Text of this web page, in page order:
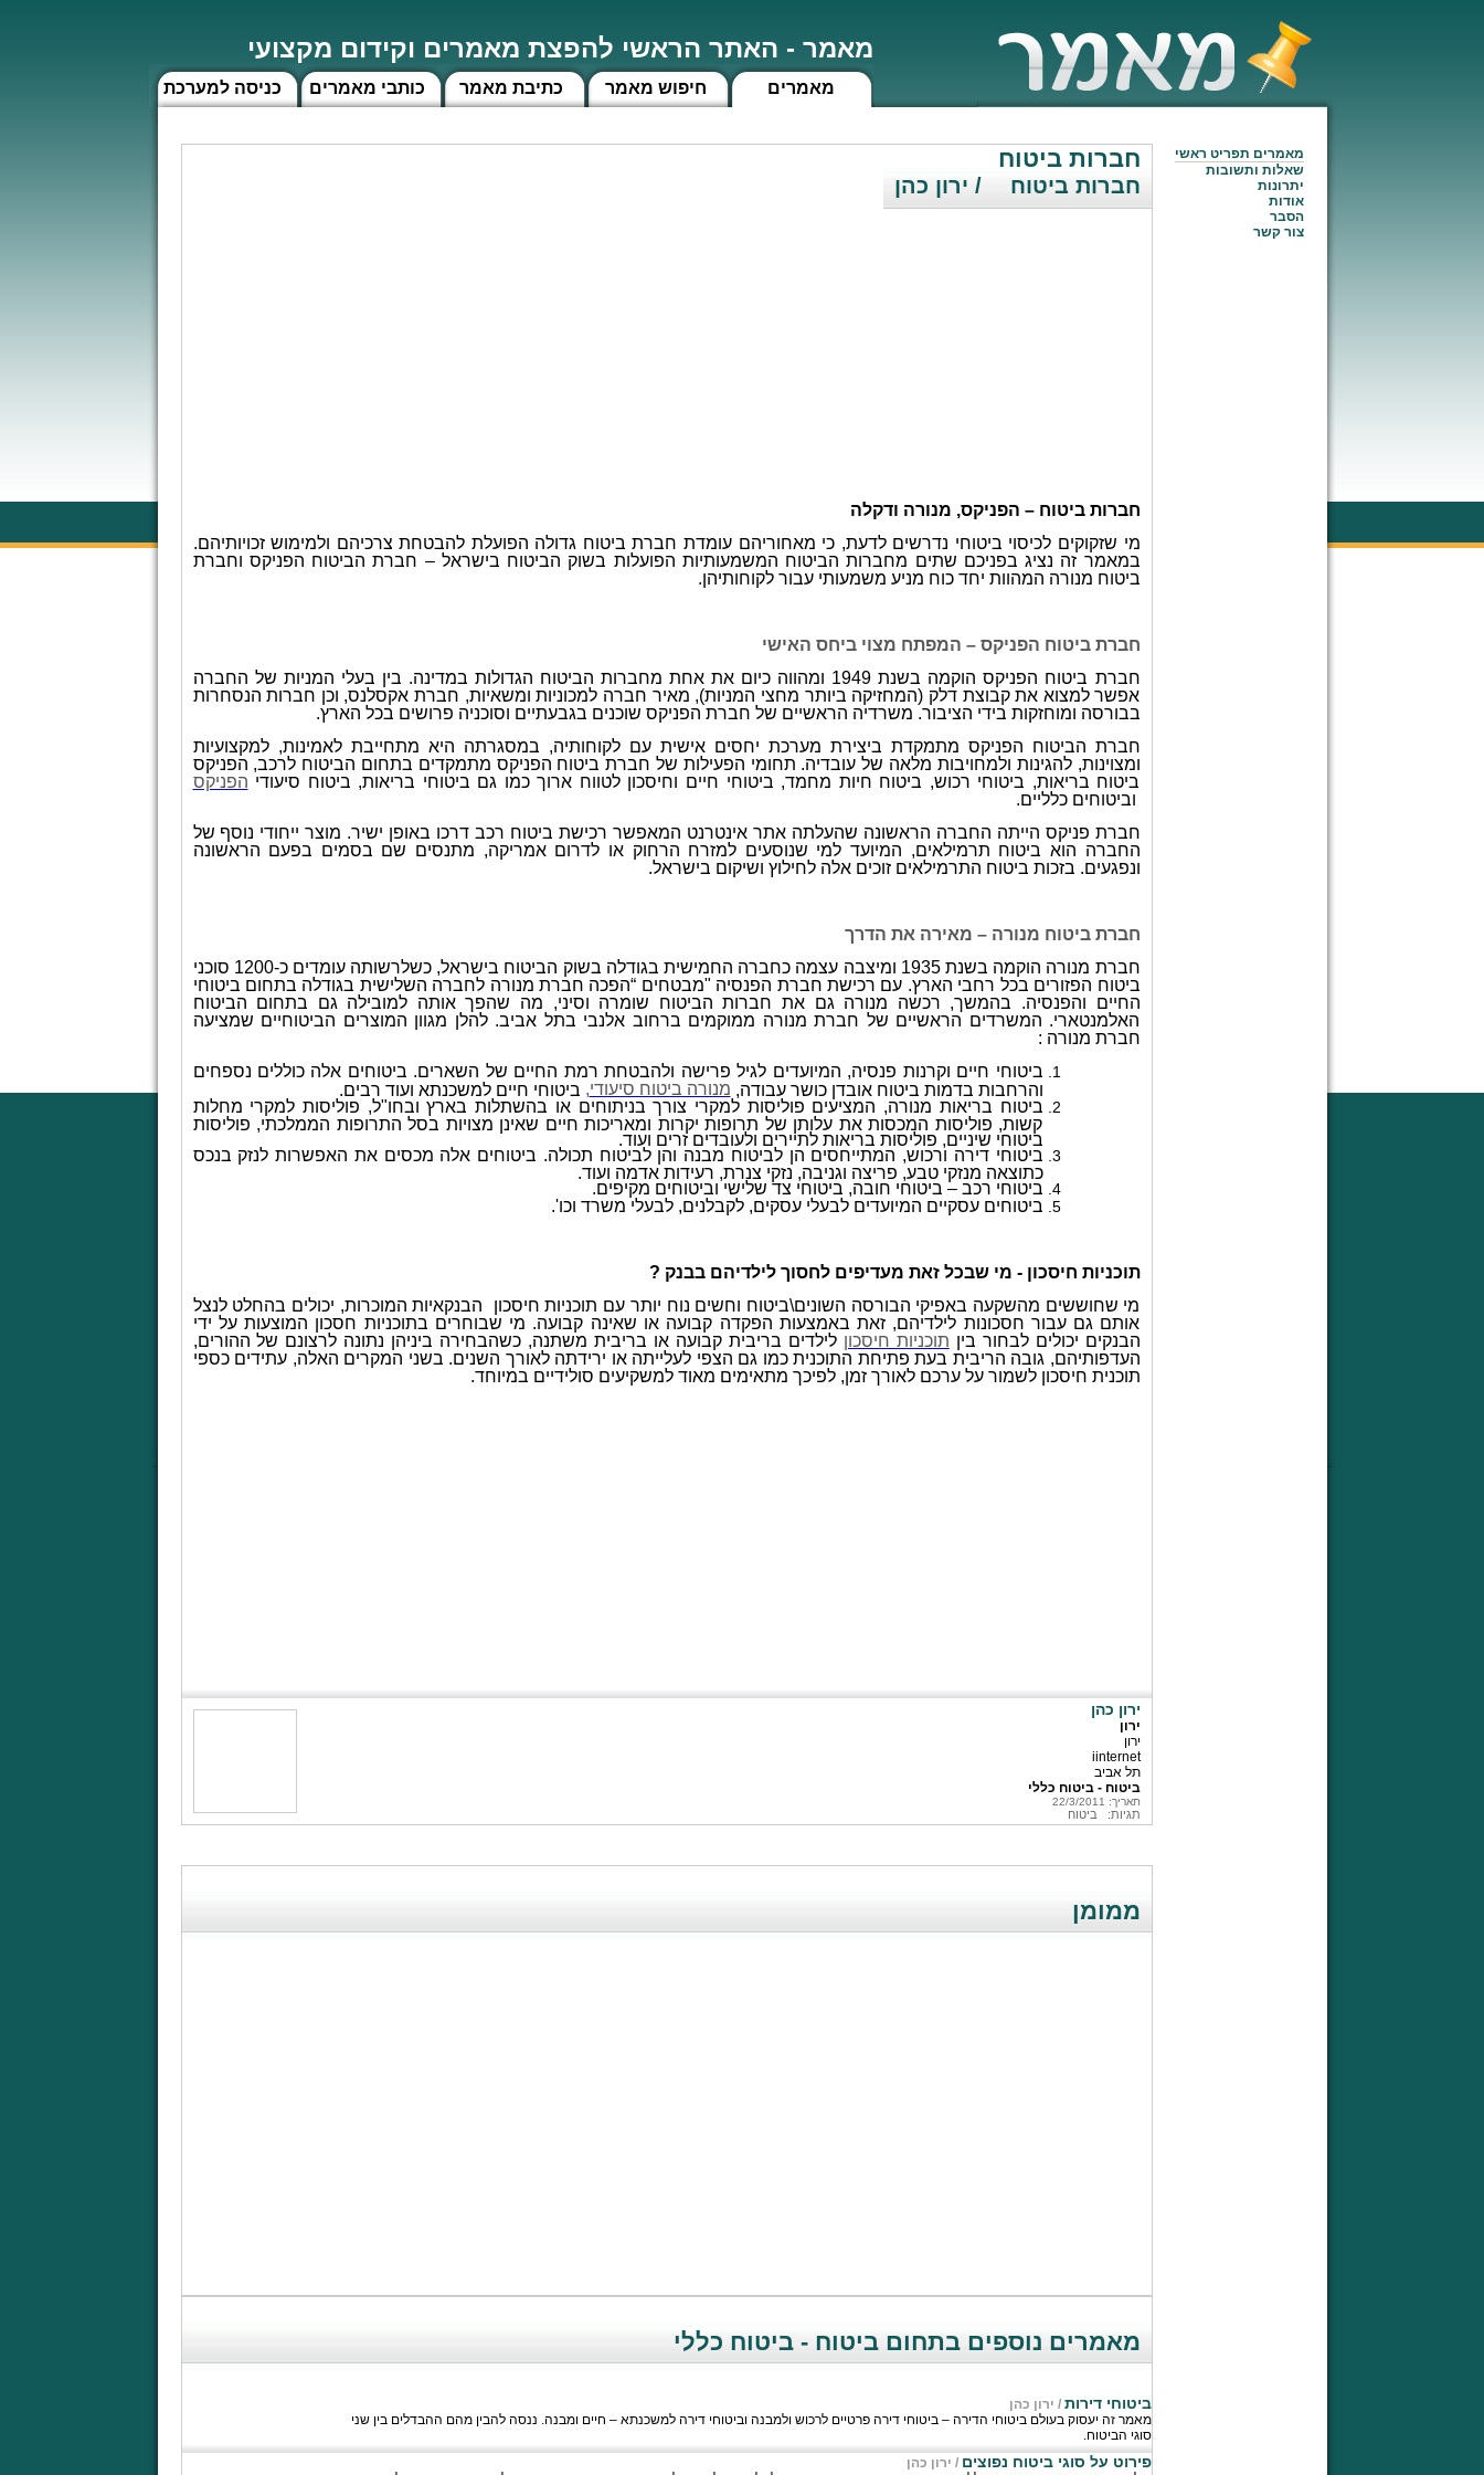
מאמר - האתר הראשי להפצת מאמרים וקידום מקצועי
כניסה למערכת כותבי מאמרים כתיבת מאמר חיפוש מאמר מאמרים
חברות ביטוח
חברות ביטוח / ירון כהן
חברות ביטוח – הפניקס, מנורה ודקלה
מי שזקוקים לכיסוי ביטוחי נדרשים לדעת, כי מאחוריהם עומדת חברת ביטוח גדולה הפועלת להבטחת צרכיהם ולמימוש זכויותיהם.
במאמר זה נציג בפניכם שתים מחברות הביטוח המשמעותיות הפועלות בשוק הביטוח בישראל – חברת הביטוח הפניקס וחברת
ביטוח מנורה המהוות יחד כוח מניע משמעותי עבור לקוחותיהן.
חברת ביטוח הפניקס – המפתח מצוי ביחס האישי
חברת ביטוח הפניקס הוקמה בשנת 1949 ומהווה כיום את אחת מחברות הביטוח הגדולות במדינה. בין בעלי המניות של החברה
אפשר למצוא את קבוצת דלק (המחזיקה ביותר מחצי המניות), מאיר חברה למכוניות ומשאיות, חברת אקסלנס, וכן חברות הנסחרות
בבורסה ומוחזקות בידי הציבור. משרדיה הראשיים של חברת הפניקס שוכנים בגבעתיים וסוכניה פרושים בכל הארץ.
חברת הביטוח הפניקס מתמקדת ביצירת מערכת יחסים אישית עם לקוחותיה, במסגרתה היא מתחייבת לאמינות, למקצועיות
ומצוינות, להגינות ולמחויבות מלאה של עובדיה. תחומי הפעילות של חברת ביטוח הפניקס מתמקדים בתחום הביטוח לרכב, הפניקס
ביטוח בריאות, ביטוחי רכוש, ביטוח חיות מחמד, ביטוחי חיים וחיסכון לטווח ארוך כמו גם ביטוחי בריאות, ביטוח סיעודי הפניקס
וביטוחים כלליים.
חברת פניקס הייתה החברה הראשונה שהעלתה אתר אינטרנט המאפשר רכישת ביטוח רכב דרכו באופן ישיר. מוצר ייחודי נוסף של
החברה הוא ביטוח תרמילאים, המיועד למי שנוסעים למזרח הרחוק או לדרום אמריקה, מתנסים שם בסמים בפעם הראשונה
ונפגעים. בזכות ביטוח התרמילאים זוכים אלה לחילוץ ושיקום בישראל.
חברת ביטוח מנורה – מאירה את הדרך
חברת מנורה הוקמה בשנת 1935 ומיצבה עצמה כחברה החמישית בגודלה בשוק הביטוח בישראל, כשלרשותה עומדים כ-1200 סוכני
ביטוח הפזורים בכל רחבי הארץ. עם רכישת חברת הפנסיה "מבטחים “הפכה חברת מנורה לחברה השלישית בגודלה בתחום ביטוחי
החיים והפנסיה. בהמשך, רכשה מנורה גם את חברות הביטוח שומרה וסיני, מה שהפך אותה למובילה גם בתחום הביטוח
האלמנטארי. המשרדים הראשיים של חברת מנורה ממוקמים ברחוב אלנבי בתל אביב. להלן מגוון המוצרים הביטוחיים שמציעה
חברת מנורה :
ביטוחי חיים וקרנות פנסיה, המיועדים לגיל פרישה ולהבטחת רמת החיים של השארים. ביטוחים אלה כוללים נספחים
והרחבות בדמות ביטוח אובדן כושר עבודה, מנורה ביטוח סיעודי, ביטוחי חיים למשכנתא ועוד רבים.
ביטוח בריאות מנורה, המציעים פוליסות למקרי צורך בניתוחים או בהשתלות בארץ ובחו"ל, פוליסות למקרי מחלות
קשות, פוליסות המכסות את עלותן של תרופות יקרות ומאריכות חיים שאינן מצויות בסל התרופות הממלכתי, פוליסות
ביטוחי שיניים, פוליסות בריאות לתיירים ולעובדים זרים ועוד.
ביטוחי דירה ורכוש, המתייחסים הן לביטוח מבנה והן לביטוח תכולה. ביטוחים אלה מכסים את האפשרות לנזק בנכס
כתוצאה מנזקי טבע, פריצה וגניבה, נזקי צנרת, רעידות אדמה ועוד.
ביטוחי רכב – ביטוחי חובה, ביטוחי צד שלישי וביטוחים מקיפים.
ביטוחים עסקיים המיועדים לבעלי עסקים, לקבלנים, לבעלי משרד וכו'.
תוכניות חיסכון - מי שבכל זאת מעדיפים לחסוך לילדיהם בבנק ?
מי שחוששים מהשקעה באפיקי הבורסה השונים\ביטוח וחשים נוח יותר עם תוכניות חיסכון הבנקאיות המוכרות, יכולים בהחלט לנצל
אותם גם עבור חסכונות לילדיהם, זאת באמצעות הפקדה קבועה או שאינה קבועה. מי שבוחרים בתוכניות חסכון המוצעות על ידי
הבנקים יכולים לבחור בין תוכניות חיסכון לילדים בריבית קבועה או בריבית משתנה, כשהבחירה ביניהן נתונה לרצונם של ההורים,
העדפותיהם, גובה הריבית בעת פתיחת התוכנית כמו גם הצפי לעלייתה או ירידתה לאורך השנים. בשני המקרים האלה, עתידים כספי
תוכנית חיסכון לשמור על ערכם לאורך זמן, לפיכך מתאימים מאוד למשקיעים סולידיים במיוחד.
ירון כהן
ירון
ירון
iinternet
תל אביב
ביטוח - ביטוח כללי
תאריך: 22/3/2011
תגיות: ביטוח
ממומן
מאמרים נוספים בתחום ביטוח - ביטוח כללי
ביטוחי דירות / ירון כהן
מאמר זה יעסוק בעולם ביטוחי הדירה – ביטוחי דירה פרטיים לרכוש ולמבנה וביטוחי דירה למשכנתא – חיים ומבנה. ננסה להבין מהם ההבדלים בין שני
סוגי הביטוח.
פירוט על סוגי ביטוח נפוצים / ירון כהן
מאמרים תפריט ראשי
שאלות ותשובות
יתרונות
אודות
הסבר
צור קשר